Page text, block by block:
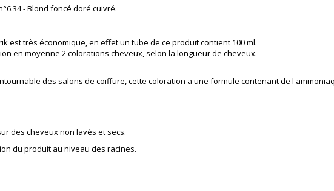
-Blond foncé doré cuivré.
est très économique, en effet un tube de ce produit contient 100 ml.
en moyenne 2 colorations cheveux, selon la longueur de cheveux.
des salons de coiffure, cette coloration a une formule contenant de
des cheveux non lavés et secs.
du produit au niveau des racines.